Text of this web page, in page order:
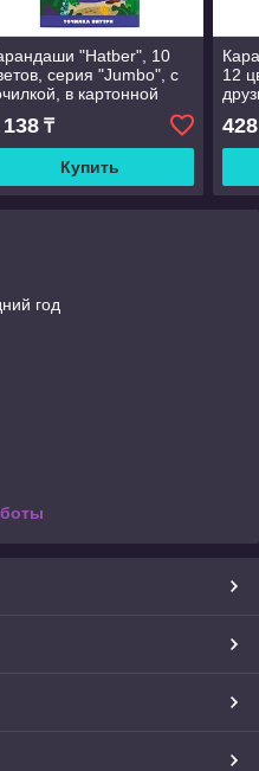
"Hatber", 10
серия "Jumbo", с
в картонной
138₸
Купить
12
428
год